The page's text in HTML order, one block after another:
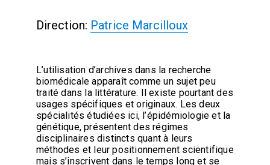
Direction: Patrice Marcilloux
L’utilisation d’archives dans la recherche
biomédicale apparaît comme un sujet peu
traité dans la littérature. Il existe pourtant des
usages spécifiques et originaux. Les deux
spécialités étudiées ici, l’épidémiologie et la
génétique, présentent des régimes
disciplinaires distincts quant à leurs
méthodes et leur positionnement scientifique
mais s’inscrivent dans le temps long et se